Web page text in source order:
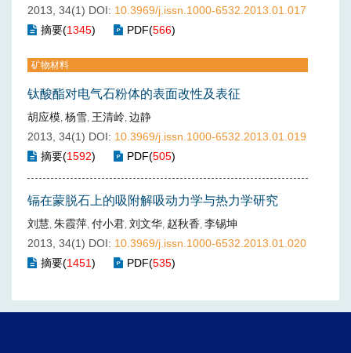
2013, 34(1) DOI: 10.3969/j.issn.1000-6532.2013.01.017
摘要(1345) PDF(566)
矿物材料
钛酸酯对电气石粉体的表面改性及表征
胡应模, 杨雪, 王清岭, 边静
2013, 34(1) DOI: 10.3969/j.issn.1000-6532.2013.01.019
摘要(1592) PDF(505)
镉在蒙脱石上的吸附解吸动力学与热力学研究
刘慧, 朱霞萍, 付小君, 刘文华, 赵秋香, 李锡坤
2013, 34(1) DOI: 10.3969/j.issn.1000-6532.2013.01.020
摘要(1451) PDF(535)